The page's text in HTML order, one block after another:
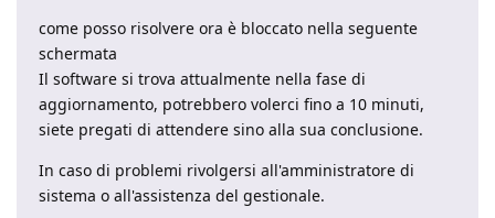
come posso risolvere ora è bloccato nella seguente
schermata
Il software si trova attualmente nella fase di
aggiornamento, potrebbero volerci fino a 10 minuti,
siete pregati di attendere sino alla sua conclusione.
In caso di problemi rivolgersi all'amministratore di
sistema o all'assistenza del gestionale.